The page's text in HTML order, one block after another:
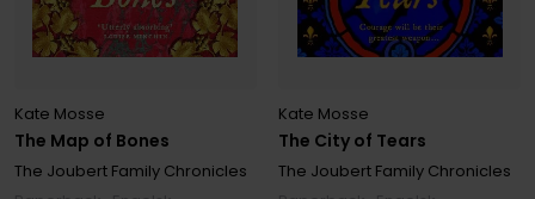
The Map of Bones
Kate Mosse
The Joubert Family Chronicles
The City of Tears
Kate Mosse
The Joubert Family Chronicles